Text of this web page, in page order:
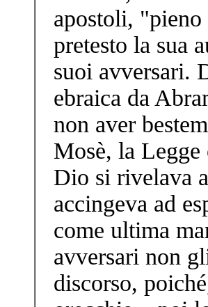
apostoli, "pieno
pretesto la sua
suoi avversari.
ebraica da
non aver
Mosè, la
Dio si rivelava
accingeva ad
come ultima
avversari non
discorso,